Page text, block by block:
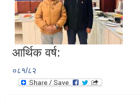
आर्थिक वर्ष:
०८१/८२